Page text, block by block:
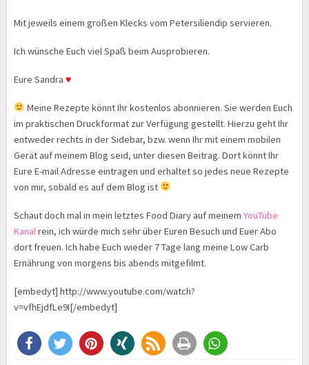
Mit jeweils einem großen Klecks vom Petersiliendip servieren.
Ich wünsche Euch viel Spaß beim Ausprobieren.
Eure Sandra ♥
Meine Rezepte könnt Ihr kostenlos abonnieren. Sie werden Euch
im praktischen Druckformat zur Verfügung gestellt. Hierzu geht Ihr
entweder rechts in der Sidebar, bzw. wenn Ihr mit einem mobilen
Gerät auf meinem Blog seid, unter diesen Beitrag. Dort könnt Ihr
Eure E-mail Adresse eintragen und erhaltet so jedes neue Rezepte
von mir, sobald es auf dem Blog ist
Schaut doch mal in mein letztes Food Diary auf meinem YouTube
Kanalrein, ich würde mich sehr über Euren Besuch und Euer Abo
dort freuen. Ich habe Euch wieder 7 Tage lang meine Low Carb
Ernährung von morgens bis abends mitgefilmt.
[embedyt] http://www.youtube.com/watch?
v=vfhEjdfLe9I[/embedyt]